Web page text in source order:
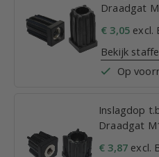
Draadgat
€ 3,05 excl.
Bekijk
Op
Inslagdop
Draadgat
€ 3,87 excl.